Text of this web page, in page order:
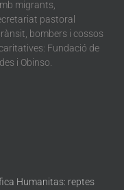
migrants,
pastoral
bombers i cossos
Fundació de
i Obinso.
Humanitas: reptes